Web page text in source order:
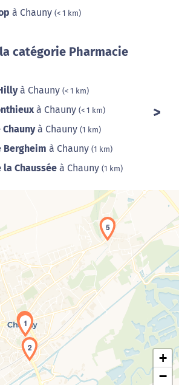
à Chauny (< 1 km)
catégorie Pharmacie
à Chauny (< 1 km)
à Chauny (< 1 km)
à Chauny (1 km)
Bergheim à Chauny (1 km)
Chaussée à Chauny (1 km)
Chargement de la carte en cours...
1
2
5
+
−